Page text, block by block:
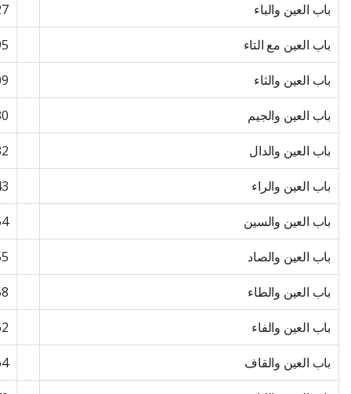
باب العین والباء
باب العین مع التاء
باب العین والثاء
باب العین والجیم
باب العین والدال
باب العین والراء
باب العین والسین
باب العین والصاد
باب العین والطاء
باب العین والفاء
باب العین والقاف